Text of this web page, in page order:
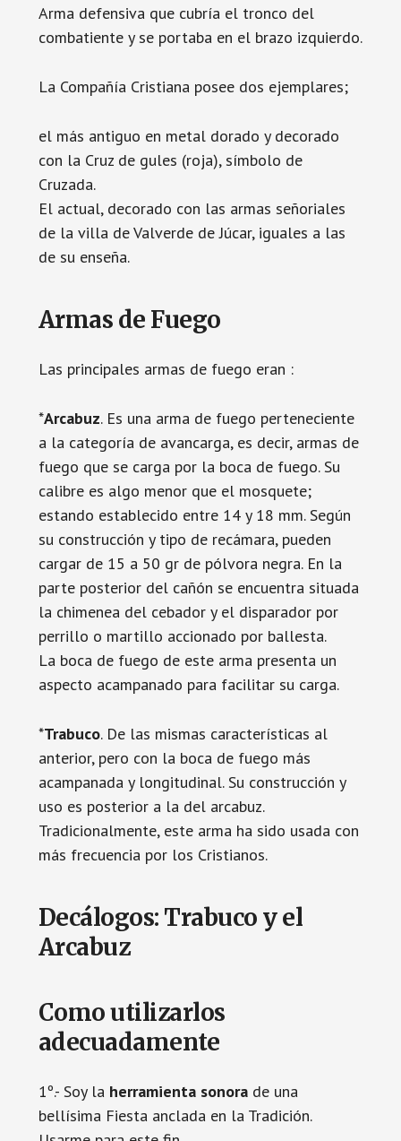
Arma defensiva que cubría el tronco del
combatiente y se portaba en el brazo izquierdo.
La Compañía Cristiana posee dos ejemplares;
el más antiguo en metal dorado y decorado
con la Cruz de gules (roja), símbolo de
Cruzada.
El actual, decorado con las armas señoriales
de la villa de Valverde de Júcar, iguales a las
de su enseña.
Armas de Fuego
Las principales armas de fuego eran :
*Arcabuz. Es una arma de fuego perteneciente
a la categoría de avancarga, es decir, armas de
fuego que se carga por la boca de fuego. Su
calibre es algo menor que el mosquete;
estando establecido entre 14 y 18 mm. Según
su construcción y tipo de recámara, pueden
cargar de 15 a 50 gr de pólvora negra. En la
parte posterior del cañón se encuentra situada
la chimenea del cebador y el disparador por
perrillo o martillo accionado por ballesta.
La boca de fuego de este arma presenta un
aspecto acampanado para facilitar su carga.
*Trabuco. De las mismas características al
anterior, pero con la boca de fuego más
acampanada y longitudinal. Su construcción y
uso es posterior a la del arcabuz.
Tradicionalmente, este arma ha sido usada con
más frecuencia por los Cristianos.
Decálogos: Trabuco y el
Arcabuz
Como utilizarlos
adecuadamente
1º.- Soy la herramienta sonorade una
bellísima Fiesta anclada en la Tradición.